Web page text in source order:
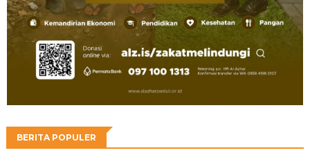
BERITA POPULER